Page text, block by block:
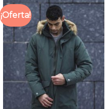
¡Oferta!